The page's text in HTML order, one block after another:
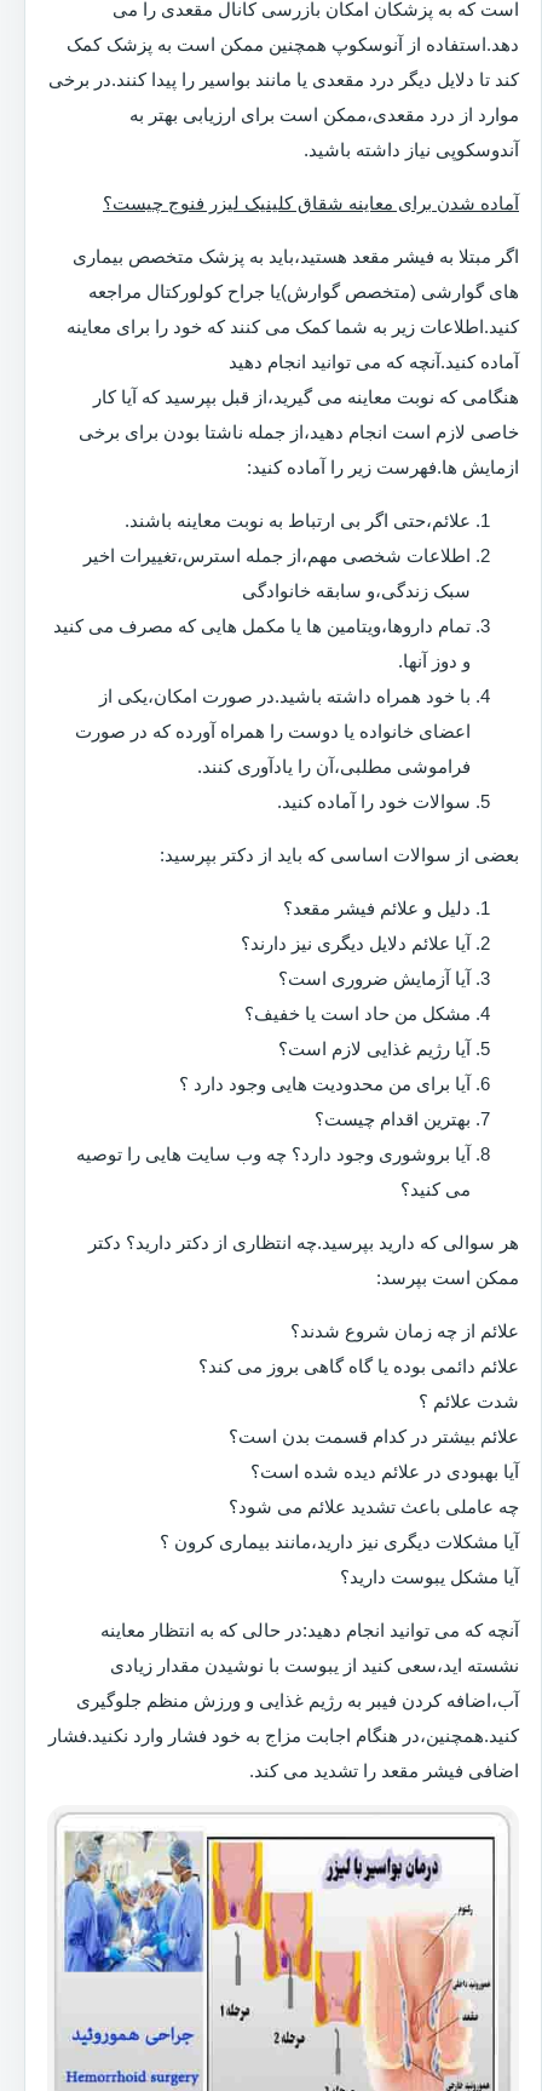
است که به پزشکان امکان بازرسی کانال مقعدی را می
دهد.استفاده از آنوسکوپ همچنین ممکن است به پزشک کمک
کند تا دلایل دیگر درد مقعدی یا مانند بواسیر را پیدا کنند.در برخی
موارد از درد مقعدی،ممکن است برای ارزیابی بهتر به
آندوسکوپی نیاز داشته باشید.
آماده شدن برای معاینه شقاق کلینیک لیزر فنوج چیست؟
اگر مبتلا به فیشر مقعد هستید،باید به پزشک متخصص بیماری
های گوارشی (متخصص گوارش)یا جراح کولورکتال مراجعه
کنید.اطلاعات زیر به شما کمک می کنند که خود را برای معاینه
آماده کنید.آنچه که می توانید انجام دهید
هنگامی که نوبت معاینه می گیرید،از قبل بپرسید که آیا کار
خاصی لازم است انجام دهید،از جمله ناشتا بودن برای برخی
ازمایش ها.فهرست زیر را آماده کنید:
علائم،حتی اگر بی ارتباط به نوبت معاینه باشند.
اطلاعات شخصی مهم،از جمله استرس،تغییرات اخیر
سبک زندگی،و سابقه خانوادگی
تمام داروها،ویتامین ها یا مکمل هایی که مصرف می کنید
و دوز آنها.
با خود همراه داشته باشید.در صورت امکان،یکی از
اعضای خانواده یا دوست را همراه آورده که در صورت
فراموشی مطلبی،آن را یادآوری کنند.
سوالات خود را آماده کنید.
بعضی از سوالات اساسی که باید از دکتر بپرسید:
دلیل و علائم فیشر مقعد؟
آیا علائم دلایل دیگری نیز دارند؟
آیا آزمایش ضروری است؟
مشکل من حاد است یا خفیف؟
آیا رژیم غذایی لازم است؟
آیا برای من محدودیت هایی وجود دارد ؟
بهترین اقدام چیست؟
آیا بروشوری وجود دارد؟ چه وب سایت هایی را توصیه
می کنید؟
هر سوالی که دارید بپرسید.چه انتظاری از دکتر دارید؟ دکتر
ممکن است بپرسد:
علائم از چه زمان شروع شدند؟
علائم دائمی بوده یا گاه گاهی بروز می کند؟
شدت علائم ؟
علائم بیشتر در کدام قسمت بدن است؟
آیا بهبودی در علائم دیده شده است؟
چه عاملی باعث تشدید علائم می شود؟
آیا مشکلات دیگری نیز دارید،مانند بیماری کرون ؟
آیا مشکل یبوست دارید؟
آنچه که می توانید انجام دهید:در حالی که به انتظار معاینه
نشسته اید،سعی کنید از یبوست با نوشیدن مقدار زیادی
آب،اضافه کردن فیبر به رژیم غذایی و ورزش منظم جلوگیری
کنید.همچنین،در هنگام اجابت مزاج به خود فشار وارد نکنید.فشار
اضافی فیشر مقعد را تشدید می کند.